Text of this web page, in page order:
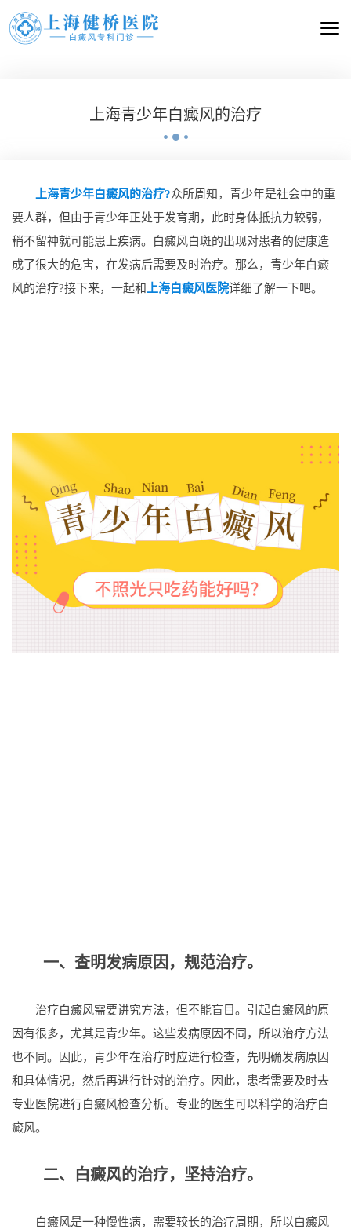
上海青少年白癜风的治疗
上海青少年白癜风的治疗?众所周知，青少年是社会中的重
要人群，但由于青少年正处于发育期，此时身体抵抗力较弱，
稍不留神就可能患上疾病。白癜风白斑的出现对患者的健康造
成了很大的危害，在发病后需要及时治疗。那么，青少年白癜
风的治疗?接下来，一起和
上海白癜风医院详细了解一下吧。
一、查明发病原因，规范治疗。
治疗白癜风需要讲究方法，但不能盲目。引起白癜风的原
因有很多，尤其是青少年。这些发病原因不同，所以治疗方法
也不同。因此，青少年在治疗时应进行检查，先明确发病原因
和具体情况，然后再进行针对的治疗。因此，患者需要及时去
专业医院进行白癜风检查分析。专业的医生可以科学的治疗白
癜风。
二、白癜风的治疗，坚持治疗。
白癜风是一种慢性病，需要较长的治疗周期，所以白癜风